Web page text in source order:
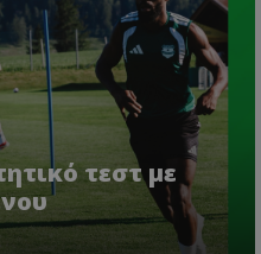
τεστ με